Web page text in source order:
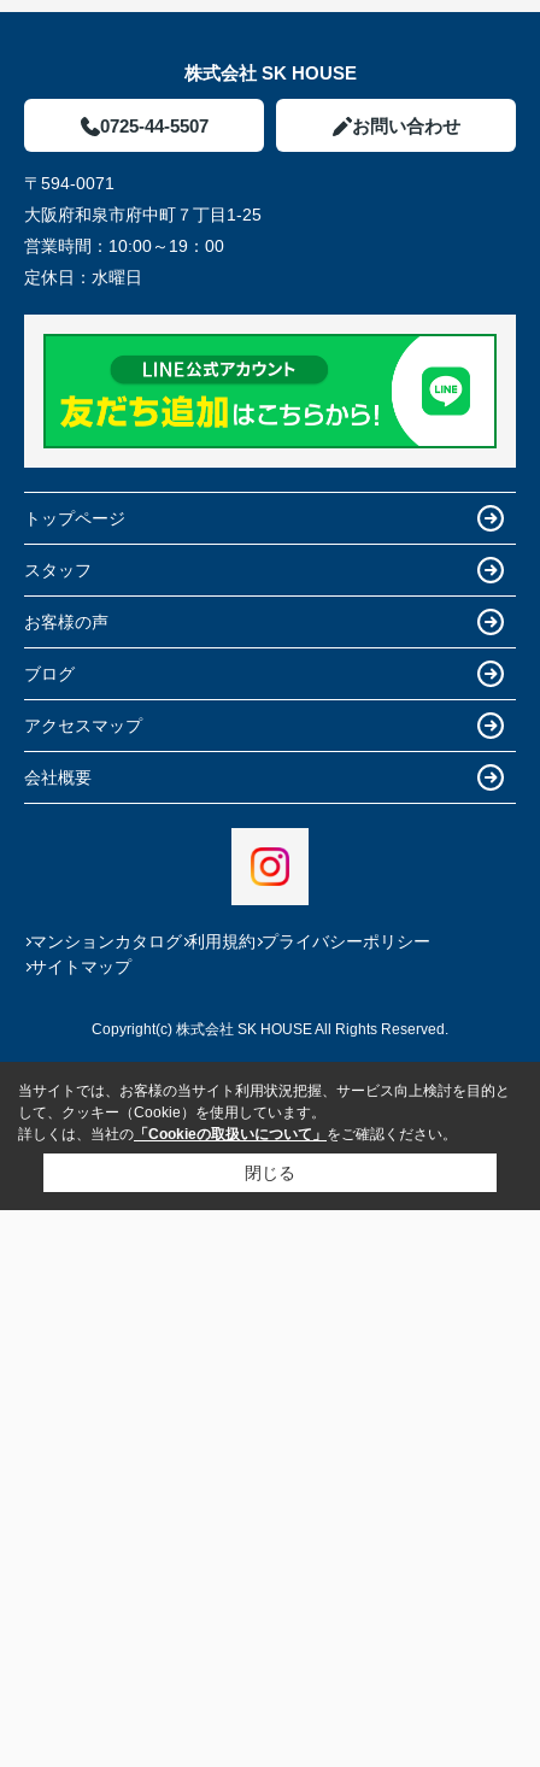
株式会社 SK HOUSE
0725-44-5507 お問い合わせ
〒594-0071
大阪府和泉市府中町７丁目1-25
営業時間： 10:00～19：00
定休日： 水曜日
トップページ
スタッフ
お客様の声
ブログ
アクセスマップ
会社概要
マンションカタログ 利用規約 プライバシーポリシー
サイトマップ
Copyright(c) 株式会社 SK HOUSE All Rights Reserved.
当サイトでは、お客様の当サイト利用状況把握、サービス向上検討を目的と
して、クッキー（Cookie）を使用しています。
詳しくは、当社の 「Cookieの取扱いについて」 をご確認ください。
閉じる